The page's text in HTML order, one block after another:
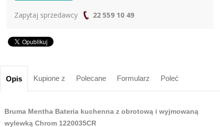
Zapytaj sprzedawcy 22 559 10 49
Opis Kupione z Polecane Formularz Poleć
Bruma Mentha Bateria kuchenna z obrotową i wyjmowaną
wylewką Chrom 1220035CR